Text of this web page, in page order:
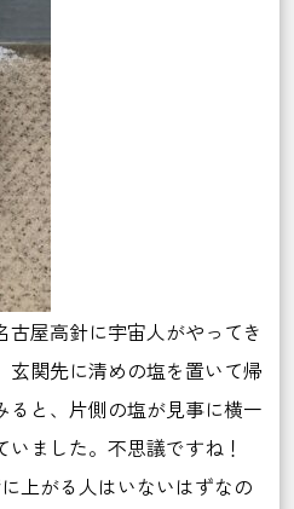
古屋高針に宇宙人がやってき
玄関先に清めの塩を置いて帰
と、片側の塩が見事に横一
ました。不思議ですね！
上がる人はいないはずなの